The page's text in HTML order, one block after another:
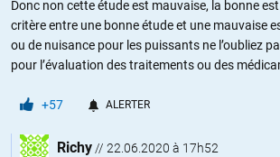
Donc non cette étude est mauvaise, la bonne
critère entre une bonne étude et une mauvaise
ou de nuisance pour les puissants ne l’oubliez
pour l’évaluation des traitements ou des
+57 ALERTER
Richy // 22.06.2020 à 17h52